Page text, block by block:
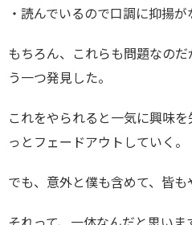
・読んでいるので口調に抑揚が
もちろん、これらも問題なの
う一つ発見した。
これをやられると一気に興味
っとフェードアウトしていく。
でも、意外と僕も含めて、皆も